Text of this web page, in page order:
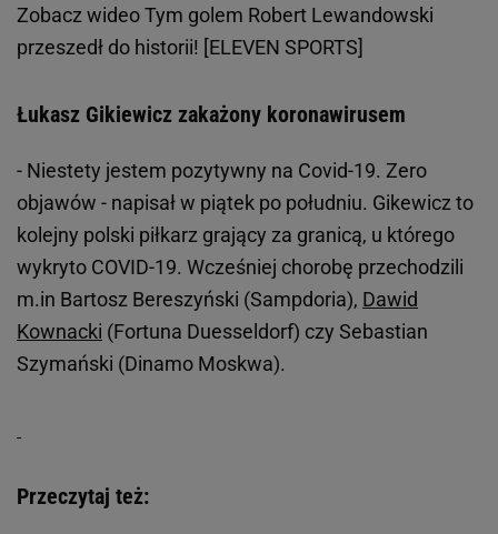
Zobacz wideoTym golem Robert Lewandowski
przeszedł do historii! [ELEVEN SPORTS]
Łukasz Gikiewicz zakażony koronawirusem
- Niestety jestem pozytywny na Covid-19. Zero
objawów - napisał w piątek po południu. Gikewicz to
kolejny polski piłkarz grający za granicą, u którego
wykryto COVID-19. Wcześniej chorobę przechodzili
m.in Bartosz Bereszyński (Sampdoria), Dawid
Kownacki (Fortuna Duesseldorf) czy Sebastian
Szymański (Dinamo Moskwa).
Przeczytaj też: